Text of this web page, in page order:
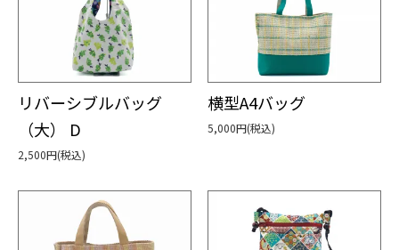
リバーシブルバッグ
（大） D
2,500円(税込)
横型A4バッグ
5,000円(税込)